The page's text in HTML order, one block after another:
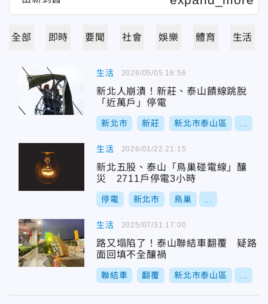
全部 即時 要聞 社會 娛樂 體育 生活
生活
新北人崩潰！新莊、泰山饋線跳脫
「近萬戶」停電
新北市 新莊 新北市泰山區
2026/05/05 16:56
生活
新北五股、泰山「鳥巢碰電線」釀
災 2711戶停電3小時
停電 新北市 鳥巢
2026/01/22 21:15
生活
路又塌陷了！泰山聯結車翻覆 疑路
面回填不全釀禍
聯結車 翻覆 新北市泰山區
2025/07/31 17:00